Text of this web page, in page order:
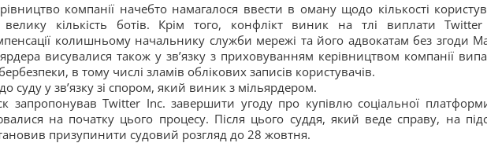
компанії начебто намагалося ввести в оману щодо кількості
кількість ботів. Крім того, конфлікт виник на тлі виплати
колишньому начальнику служби мережі та його адвокатам без згоди
висувалися також у зв’язку з приховуванням керівництвом компанії
в тому числі зламів облікових записів користувачів.
суду у зв’язку зі спором, який виник з мільярдером.
запропонував Twitter Inc. завершити угоду про купівлю соціальної
на початку цього процесу. Після цього суддя, який веде справу, на
призупинити судовий розгляд до 28 жовтня.